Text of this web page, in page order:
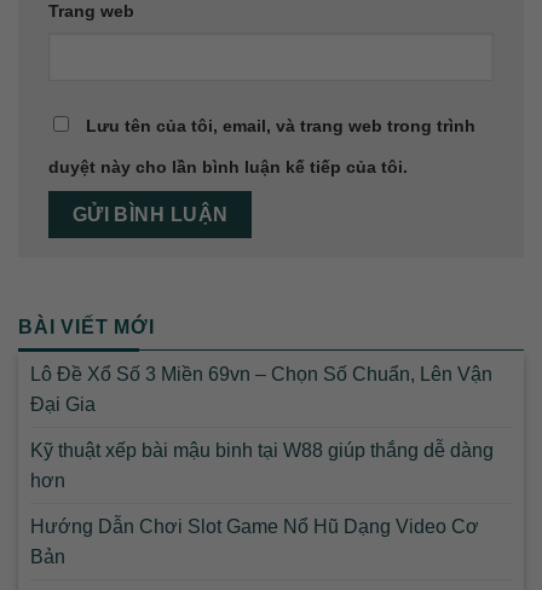
Trang web
Lưu tên của tôi, email, và trang web trong trình
duyệt này cho lần bình luận kế tiếp của tôi.
BÀI VIẾT MỚI
Lô Đề Xổ Số 3 Miền 69vn – Chọn Số Chuẩn, Lên Vận
Đại Gia
Kỹ thuật xếp bài mậu binh tại W88 giúp thắng dễ dàng
hơn
Hướng Dẫn Chơi Slot Game Nổ Hũ Dạng Video Cơ
Bản